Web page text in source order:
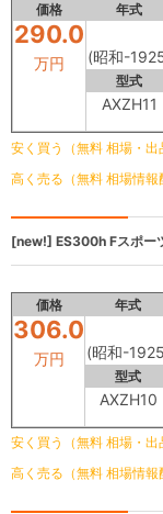
価格 年式
290.0
万円 (昭和-
型式
AXZH11
安く買う（無料 相場・出
高く売る（無料 相場情報
[new!] ES300h Fスポー
価格 年式
306.0
万円 (昭和-
型式
AXZH10
安く買う（無料 相場・出
高く売る（無料 相場情報